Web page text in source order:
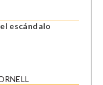
escándalo